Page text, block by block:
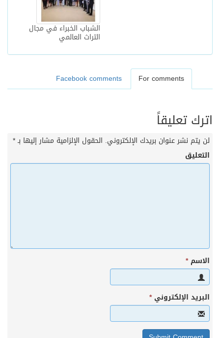
الشباب الخبراء في مجال
التراث العالمي
For comments
Facebook comments
اترك تعليقاً
لن يتم نشر عنوان بريدك الإلكتروني. الحقول الإلزامية مشار إليها بـ*
التعليق
الاسم*
البريد الإلكتروني*